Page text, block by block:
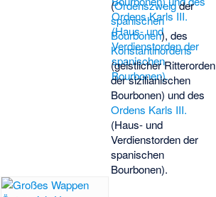
(Ordenszweigder
spanischen
Bourbonen), des
Konstantinordens
(geistlicher Ritterorden
der sizilianischen
Bourbonen) und des
Ordens Karls III.
(Haus- und
Verdienstorden der
spanischen
Bourbonen).